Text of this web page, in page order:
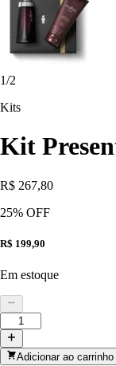
1/2
Kits
Kit
R$ 267,80
25% OFF
R$ 199,90
Em estoque
Adicionar ao carrinho